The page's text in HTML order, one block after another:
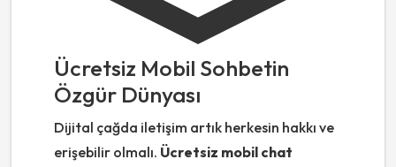
Ücretsiz Mobil Sohbetin
Özgür Dünyası
Dijital çağda iletişim artık herkesin hakkı ve
erişebilir olmalı. Ücretsiz mobil chat